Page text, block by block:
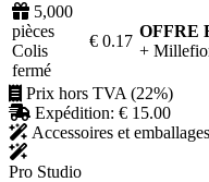
5,000
pièces
Colis
fermé
€ 0.17
OFFRE
+
Prix hors TVA (22%)
Expédition: € 15.00
Accessoires et
Pro Studio